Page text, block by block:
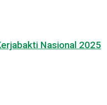
Nasional 2025